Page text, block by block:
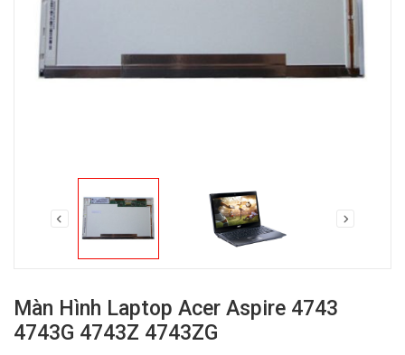
Màn Hình Laptop Acer Aspire 4743
4743G 4743Z 4743ZG